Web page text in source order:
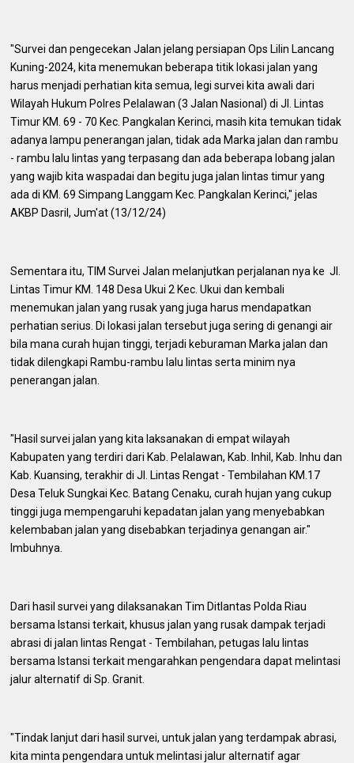
"Survei dan pengecekan Jalan jelang persiapan Ops Lilin Lancang
Kuning-2024, kita menemukan beberapa titik lokasi jalan yang
harus menjadi perhatian kita semua, legi survei kita awali dari
Wilayah Hukum Polres Pelalawan (3 Jalan Nasional) di Jl. Lintas
Timur KM. 69 - 70 Kec. Pangkalan Kerinci, masih kita temukan tidak
adanya lampu penerangan jalan, tidak ada Marka jalan dan rambu
- rambu lalu lintas yang terpasang dan ada beberapa lobang jalan
yang wajib kita waspadai dan begitu juga jalan lintas timur yang
ada di KM. 69 Simpang Langgam Kec. Pangkalan Kerinci," jelas
AKBP Dasril, Jum'at (13/12/24)
Sementara itu, TIM Survei Jalan melanjutkan perjalanan nya ke Jl.
Lintas Timur KM. 148 Desa Ukui 2 Kec. Ukui dan kembali
menemukan jalan yang rusak yang juga harus mendapatkan
perhatian serius. Di lokasi jalan tersebut juga sering di genangi air
bila mana curah hujan tinggi, terjadi keburaman Marka jalan dan
tidak dilengkapi Rambu-rambu lalu lintas serta minim nya
penerangan jalan.
"Hasil survei jalan yang kita laksanakan di empat wilayah
Kabupaten yang terdiri dari Kab. Pelalawan, Kab. Inhil, Kab. Inhu dan
Kab. Kuansing, terakhir di Jl. Lintas Rengat - Tembilahan KM.17
Desa Teluk Sungkai Kec. Batang Cenaku, curah hujan yang cukup
tinggi juga mempengaruhi kepadatan jalan yang menyebabkan
kelembaban jalan yang disebabkan terjadinya genangan air."
Imbuhnya.
Dari hasil survei yang dilaksanakan Tim Ditlantas Polda Riau
bersama Istansi terkait, khusus jalan yang rusak dampak terjadi
abrasi di jalan lintas Rengat - Tembilahan, petugas lalu lintas
bersama Istansi terkait mengarahkan pengendara dapat melintasi
jalur alternatif di Sp. Granit.
"Tindak lanjut dari hasil survei, untuk jalan yang terdampak abrasi,
kita minta pengendara untuk melintasi jalur alternatif agar